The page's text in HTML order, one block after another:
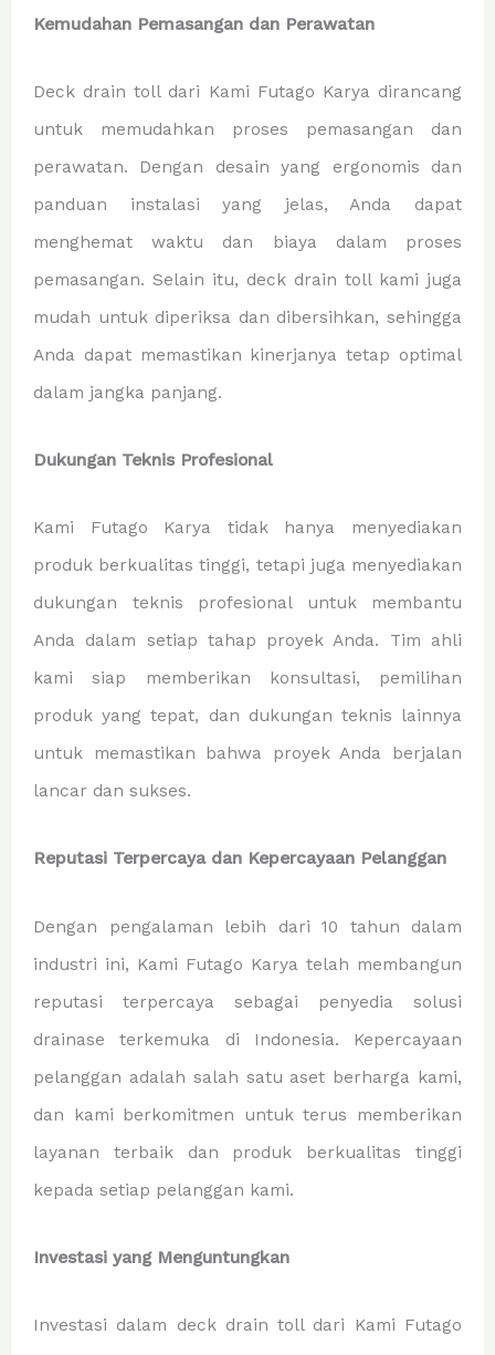
Kemudahan Pemasangan dan Perawatan
Deck drain toll dari Kami Futago Karya dirancang
untuk memudahkan proses pemasangan dan
perawatan. Dengan desain yang ergonomis dan
panduan instalasi yang jelas, Anda dapat
menghemat waktu dan biaya dalam proses
pemasangan. Selain itu, deck drain toll kami juga
mudah untuk diperiksa dan dibersihkan, sehingga
Anda dapat memastikan kinerjanya tetap optimal
dalam jangka panjang.
Dukungan Teknis Profesional
Kami Futago Karya tidak hanya menyediakan
produk berkualitas tinggi, tetapi juga menyediakan
dukungan teknis profesional untuk membantu
Anda dalam setiap tahap proyek Anda. Tim ahli
kami siap memberikan konsultasi, pemilihan
produk yang tepat, dan dukungan teknis lainnya
untuk memastikan bahwa proyek Anda berjalan
lancar dan sukses.
Reputasi Terpercaya dan Kepercayaan Pelanggan
Dengan pengalaman lebih dari 10 tahun dalam
industri ini, Kami Futago Karya telah membangun
reputasi terpercaya sebagai penyedia solusi
drainase terkemuka di Indonesia. Kepercayaan
pelanggan adalah salah satu aset berharga kami,
dan kami berkomitmen untuk terus memberikan
layanan terbaik dan produk berkualitas tinggi
kepada setiap pelanggan kami.
Investasi yang Menguntungkan
Investasi dalam deck drain toll dari Kami Futago